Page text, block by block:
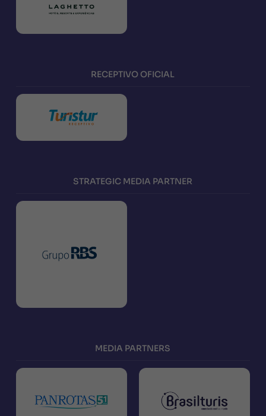
RECEPTIVO OFICIAL
STRATEGIC MEDIA PARTNER
MEDIA PARTNERS